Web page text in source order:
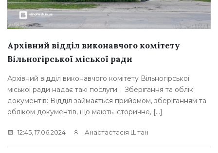
Архівний відділ виконавчого комітету
Вільногірської міської ради
Архівний відділ виконавчого комітету Вільногірської
міської ради надає такі послуги: Зберігання та облік
документів: Відділ займається прийомом, зберіганням та
обліком документів, що мають історичне, […]
12:45, 17.06.2024 Анастастасія Штан